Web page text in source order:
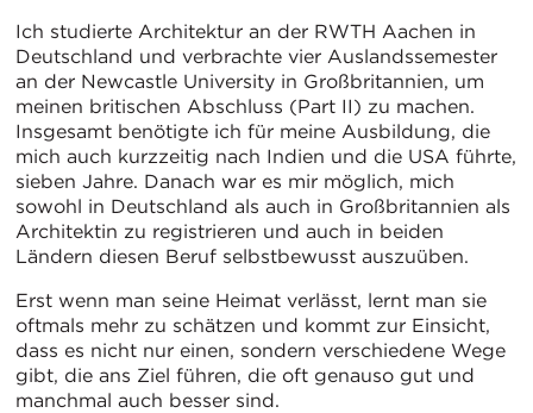
Ich studierte Architektur an der RWTH Aachen in
Deutschland und verbrachte vier Auslandssemester
an der Newcastle University in Großbritannien, um
meinen britischen Abschluss (Part II) zu machen.
Insgesamt benötigte ich für meine Ausbildung, die
mich auch kurzzeitig nach Indien und die USA führte,
sieben Jahre. Danach war es mir möglich, mich
sowohl in Deutschland als auch in Großbritannien als
Architektin zu registrieren und auch in beiden
Ländern diesen Beruf selbstbewusst auszuüben.
Erst wenn man seine Heimat verlässt, lernt man sie
oftmals mehr zu schätzen und kommt zur Einsicht,
dass es nicht nur einen, sondern verschiedene Wege
gibt, die ans Ziel führen, die oft genauso gut und
manchmal auch besser sind.